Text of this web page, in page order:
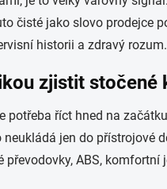
čisté jako slovo prodejce
historii a zdravý rozum.
zjistit stočené
potřeba říct hned na
jen do přístrojové
převodovky, ABS,